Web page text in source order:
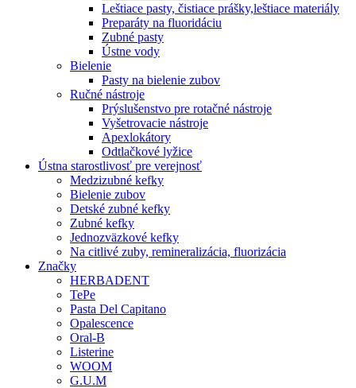
Leštiace pasty, čistiace prášky,leštiace materiály
Preparáty na fluoridáciu
Zubné pasty
Ústne vody
Bielenie
Pasty na bielenie zubov
Ručné nástroje
Prýslušenstvo pre rotačné nástroje
Vyšetrovacie nástroje
Apexlokátory
Odtlačkové lyžice
Ústna starostlivosť pre verejnosť
Medzizubné kefky
Bielenie zubov
Detské zubné kefky
Zubné kefky
Jednozväzkové kefky
Na citlivé zuby, remineralizácia, fluorizácia
Značky
HERBADENT
TePe
Pasta Del Capitano
Opalescence
Oral-B
Listerine
WOOM
G.U.M